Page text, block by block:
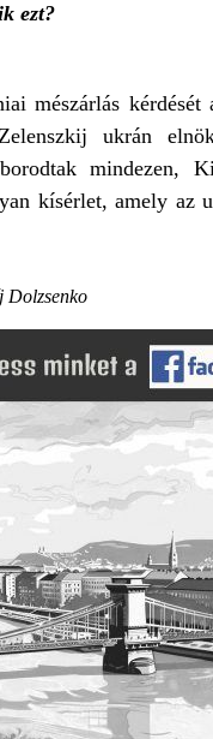
ezt?
mészárlás
ukrán
kísérlet, amely
Dolzsenko